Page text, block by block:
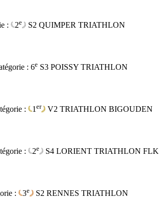
: 2e S2 QUIMPER TRIATHLON
: 6e S3 POISSY TRIATHLON
: 1 er V2 TRIATHLON BIGOUDEN
: 2e S4 LORIENT TRIATHLON FLK
: 3e S2 RENNES TRIATHLON